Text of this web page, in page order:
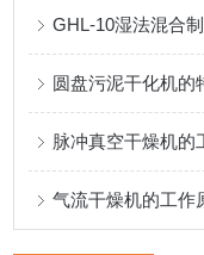
GHL-10湿法混合
圆盘污泥干化机的
脉冲真空干燥机的
气流干燥机的工作